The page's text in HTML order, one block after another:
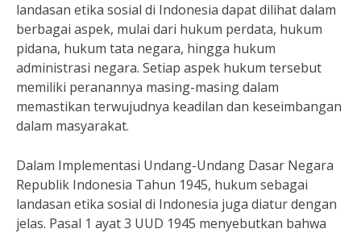
landasan etika sosial di Indonesia dapat dilihat dalam
berbagai aspek, mulai dari hukum perdata, hukum
pidana, hukum tata negara, hingga hukum
administrasi negara. Setiap aspek hukum tersebut
memiliki peranannya masing-masing dalam
memastikan terwujudnya keadilan dan keseimbangan
dalam masyarakat.
Dalam Implementasi Undang-Undang Dasar Negara
Republik Indonesia Tahun 1945, hukum sebagai
landasan etika sosial di Indonesia juga diatur dengan
jelas. Pasal 1 ayat 3 UUD 1945 menyebutkan bahwa